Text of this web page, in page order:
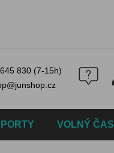
830 (7-15h)
VOLNÝ ČAS